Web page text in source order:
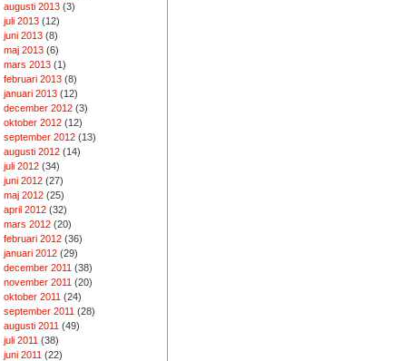
augusti 2013(3)
juli 2013(12)
juni 2013(8)
maj 2013(6)
mars 2013(1)
februari 2013(8)
januari 2013(12)
december 2012(3)
oktober 2012(12)
september 2012(13)
augusti 2012(14)
juli 2012(34)
juni 2012(27)
maj 2012(25)
april 2012(32)
mars 2012(20)
februari 2012(36)
januari 2012(29)
december 2011 (38)
november 2011 (20)
oktober 2011 (24)
september 2011 (28)
augusti 2011 (49)
juli 2011 (38)
juni 2011 (22)